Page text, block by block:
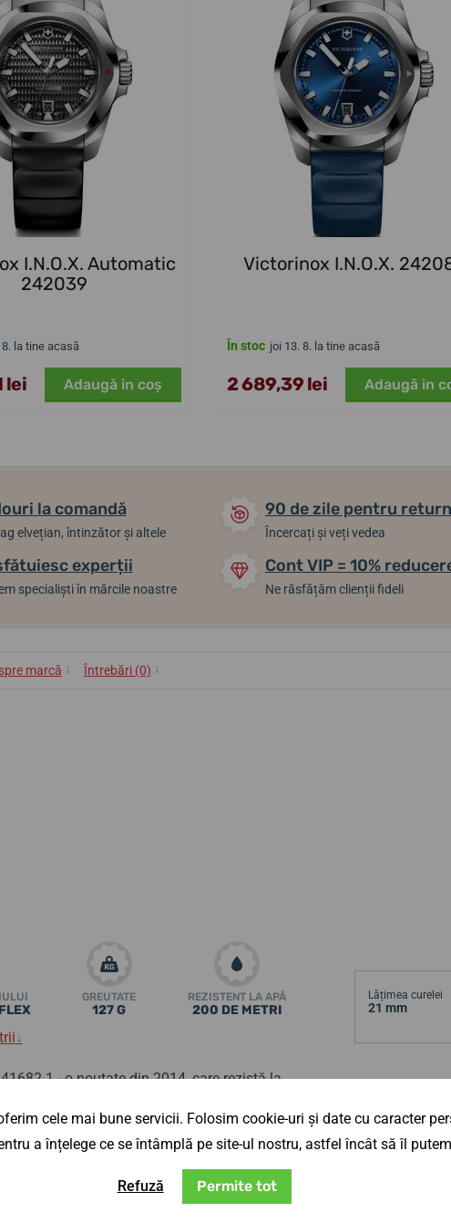
I.N.O.X. Automatic
242039
8. la tine acasă
lei Adaugă in coş
Victorinox I.N.O.X.
În stoc joi 13. 8. la tine acasă
2 689,39 lei Adaugă in
la comandă
elvețian, întinzător și altele
90 de zile pentru
Încercați și veți vedea
experții
specialiști în mărcile noastre
Cont VIP = 10%
Ne răsfățăm clienții fideli
marcă ↓ Întrebări (0) ↓
GREUTATE
127 G
REZISTENT LA APĂ
200 DE METRI
↓
- o noutate din 2014, care rezistă la
rezistent șirezistență la apă până la
incredibilă.
a brandului și l-a supus unui total
Lățimea curelei
21 mm
cele mai bune servicii. Folosim cookie-uri și date cu caracter
a înțelege ce se întâmplă pe site-ul nostru, astfel încât să îl
Refuză Permite tot